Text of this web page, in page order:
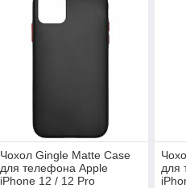
Чохол Gingle Matte Case
для телефона Apple
iPhone 12 / 12 Pro
для